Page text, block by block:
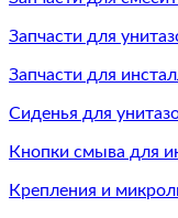
Запчасти для
Запчасти для
Сиденья для
Кнопки смыва для
Крепления и